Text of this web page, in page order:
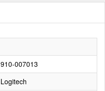
910-007013
Logitech